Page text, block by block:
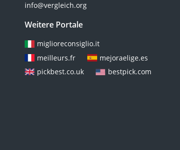
info@vergleich.org
Weitere Portale
miglioreconsiglio.it
meilleurs.fr
mejoraelige.es
pickbest.co.uk
bestpick.com